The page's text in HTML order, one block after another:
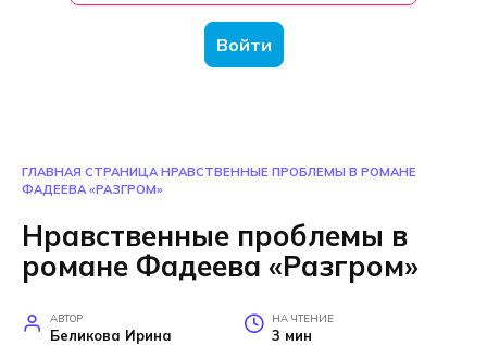
Войти
ГЛАВНАЯ СТРАНИЦА НРАВСТВЕННЫЕ ПРОБЛЕМЫ В РОМАНЕ
ФАДЕЕВА «РАЗГРОМ»
Нравственные проблемы в
романе Фадеева «Разгром»
АВТОР
Беликова Ирина
НА ЧТЕНИЕ
3 мин